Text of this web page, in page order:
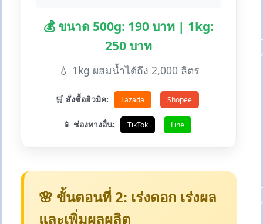
💰 ขนาด 500g: 190 บาท | 1kg:
250 บาท
💧 1kg ผสมน้ำได้ถึง 2,000 ลิตร
🛒 สั่งซื้อฮิวมิค: Lazada Shopee
📱 ช่องทางอื่น: TikTok Line
🌸 ขั้นตอนที่ 2: เร่งดอก เร่งผล
และเพิ่มผลผลิต